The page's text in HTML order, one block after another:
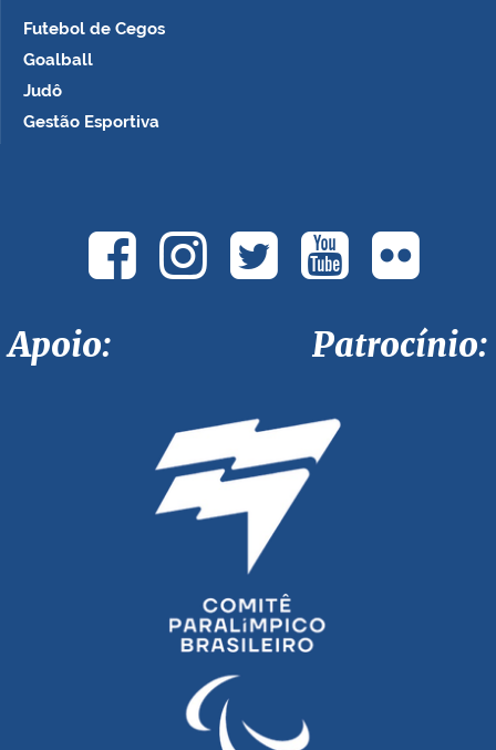
Futebol de Cegos
Goalball
Judô
Gestão Esportiva
Apoio: Patrocínio: